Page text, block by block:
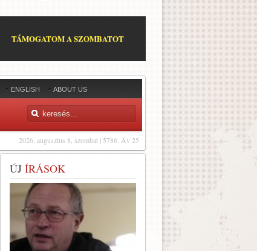
TÁMOGATOM A SZOMBATOT
ENGLISH ABOUT US
2026. augusztus 8, szombat | 5786. Áv 25
ÚJ ÍRÁSOK